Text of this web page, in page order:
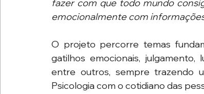
fazer com que todo mundo
emocionalmente com
O projeto percorre temas
gatilhos emocionais, julgamento,
entre outros, sempre trazendo
Psicologia com o cotidiano das